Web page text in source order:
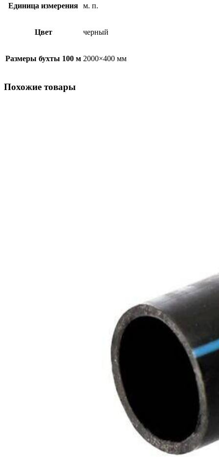
Единица измерения м. п.
Цвет черный
Размеры бухты 100 м 2000×400 мм
Похожие товары